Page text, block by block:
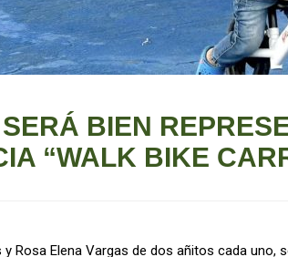
SERÁ BIEN
“WALK BIKE
y Rosa Elena Vargas de dos añitos cada uno,